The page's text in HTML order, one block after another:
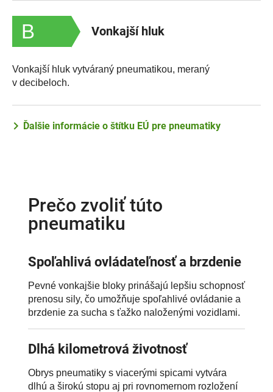
B Vonkajší hluk
Vonkajší hluk vytváraný pneumatikou, meraný
v decibeloch.
Ďalšie informácie o štítku EÚ pre pneumatiky
Prečo zvoliť túto
pneumatiku
Spoľahlivá ovládateľnosť a brzdenie
Pevné vonkajšie bloky prinášajú lepšiu schopnosť
prenosu sily, čo umožňuje spoľahlivé ovládanie a
brzdenie za sucha s ťažko naloženými vozidlami.
Dlhá kilometrová životnosť
Obrys pneumatiky s viacerými spicami vytvára
dlhú a širokú stopu aj pri rovnomernom rozložení